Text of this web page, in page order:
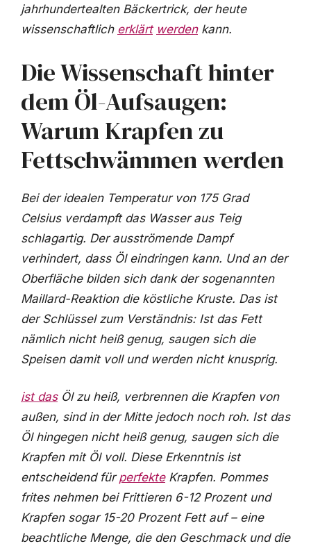
jahrhundertealten Bäckertrick, der heute
wissenschaftlich erklärt werdenkann.
Die Wissenschaft hinter
dem Öl-Aufsaugen:
Warum Krapfen zu
Fettschwämmen werden
Bei der idealen Temperatur von 175 Grad
Celsius verdampft das Wasser aus Teig
schlagartig. Der ausströmende Dampf
verhindert, dass Öl eindringen kann. Und an der
Oberfläche bilden sich dank der sogenannten
Maillard-Reaktion die köstliche Kruste. Das ist
der Schlüssel zum Verständnis: Ist das Fett
nämlich nicht heiß genug, saugen sich die
Speisen damit voll und werden nicht knusprig.
ist dasÖl zu heiß, verbrennen die Krapfen von
außen, sind in der Mitte jedoch noch roh. Ist das
Öl hingegen nicht heiß genug, saugen sich die
Krapfen mit Öl voll. Diese Erkenntnis ist
entscheidend fürperfekteKrapfen. Pommes
frites nehmen bei Frittieren 6-12 Prozent und
Krapfen sogar 15-20 Prozent Fett auf – eine
beachtliche Menge, die den Geschmack und die